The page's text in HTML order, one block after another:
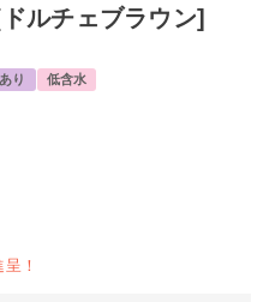
ルチェブラウン]
り 低含水
！